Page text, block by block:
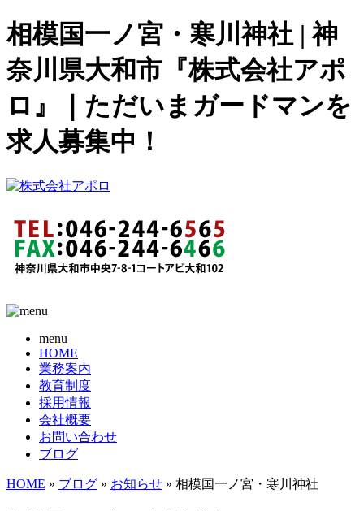
相模国一ノ宮・寒川神社 | 神
奈川県大和市『株式会社アポ
ロ』｜ただいまガードマンを
求人募集中！
menu
HOME
業務案内
教育制度
採用情報
会社概要
お問い合わせ
ブログ
HOME » ブログ » お知らせ » 相模国一ノ宮・寒川神社